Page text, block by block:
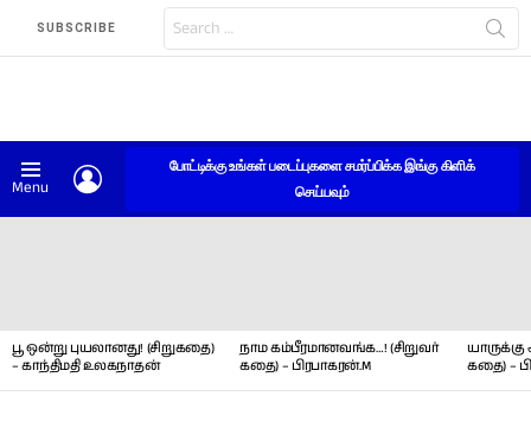
SUBSCRIBE
for:
Menu
போட்டிக்கு உங்கள் படைப்புகளை சமர்ப்பிக்க இங்கு கிளிக்
செய்யவும்
பூ ஒன்று புயலானது! (சிறுகதை)
– காந்திமதி உலகநாதன்
நாம கம்பீரமானவங்க…! (சிறுவர்
கதை) – பிரபாகரன்.M
யாருக்கு
கதை) –